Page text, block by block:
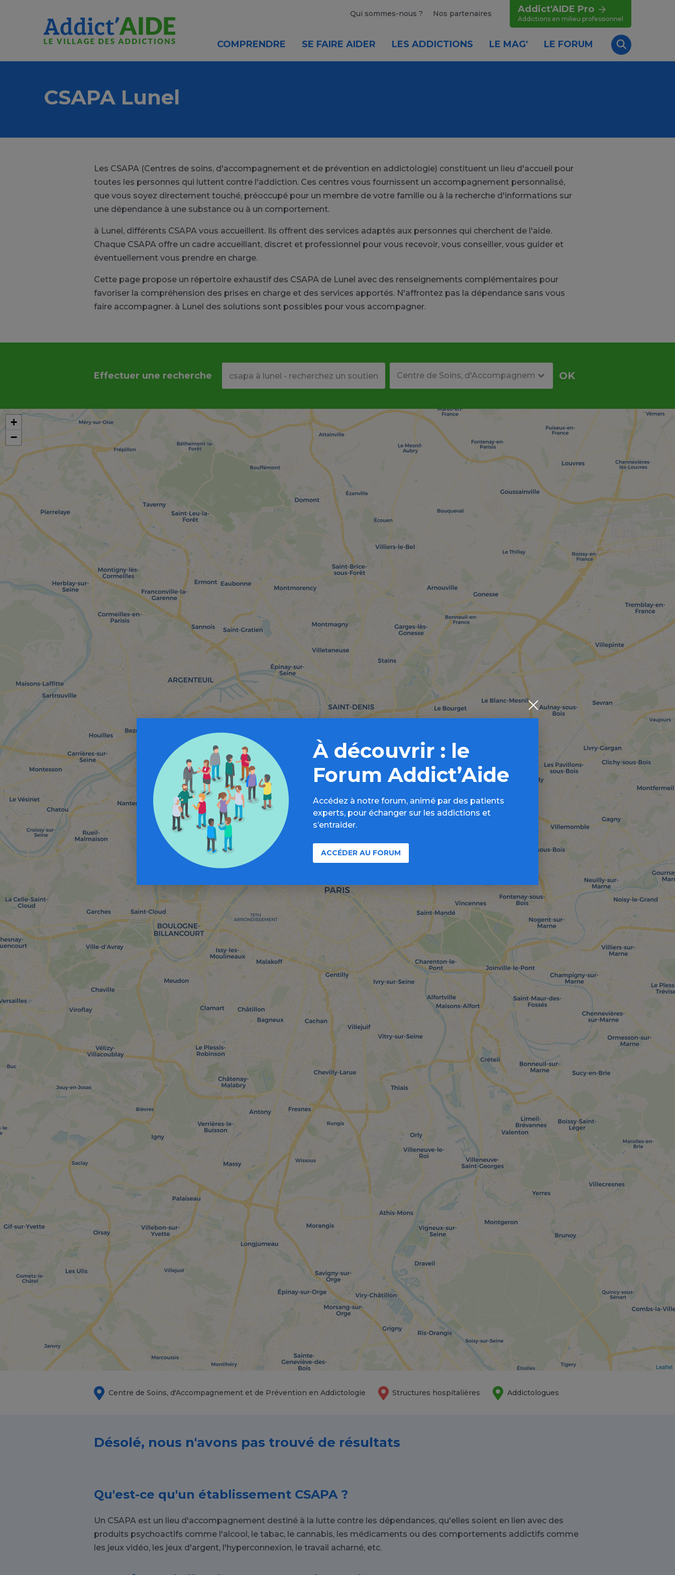
Qui sommes-nous ? Nos partenaires Addict'AIDE Pro
Addictions en milieu professionnel
COMPRENDRE SE FAIRE AIDER LES ADDICTIONS LE MAG' LE FORUM
Recherche
CSAPA Lunel
Les CSAPA (Centres de soins, d'accompagnement et de prévention en addictologie) constituent un lieu d'accueil pour
toutes les personnes qui luttent contre l'addiction. Ces centres vous fournissent un accompagnement personnalisé,
que vous soyez directement touché, préoccupé pour un membre de votre famille ou à la recherche d'informations sur
une dépendance à une substance ou à un comportement.
à Lunel, différents CSAPA vous accueillent. Ils offrent des services adaptés aux personnes qui cherchent de l'aide.
Chaque CSAPA offre un cadre accueillant, discret et professionnel pour vous recevoir, vous conseiller, vous guider et
éventuellement vous prendre en charge.
Cette page propose un répertoire exhaustif des CSAPA de Lunel avec des renseignements complémentaires pour
favoriser la compréhension des prises en charge et des services apportés. N'affrontez pas la dépendance sans vous
faire accompagner. à Lunel des solutions sont possibles pour vous accompagner.
Effectuer une recherche OK
+
−
Leaflet
Centre de Soins, d'Accompagnement et de Prévention en Addictologie Structures hospitalières Addictologues
Désolé, nous n'avons pas trouvé de résultats
Qu'est-ce qu'un établissement CSAPA ?
Un CSAPA est un lieu d'accompagnement destiné à la lutte contre les dépendances, qu'elles soient en lien avec des
produits psychoactifs comme l'alcool, le tabac, le cannabis, les médicaments ou des comportements addictifs comme
les jeux vidéo, les jeux d'argent, l'hyperconnexion, le travail acharné, etc.
À découvrir : le
Forum Addict’Aide
Accédez à notre forum, animé par des patients
experts, pour échanger sur les addictions et
s’entraider.
ACCÉDER AU FORUM